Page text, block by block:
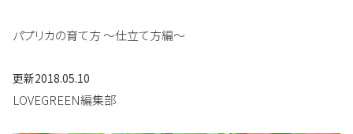
パプリカの育て方 〜仕立て方編〜
更新2018.05.10
LOVEGREEN編集部